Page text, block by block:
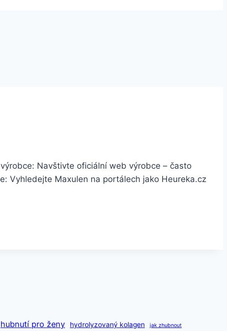
Navštivte oficiální web výrobce – často
Vyhledejte Maxulen na portálech jako Heureka.cz
hubnutí pro ženy hydrolyzovaný kolagen jak zhubnout